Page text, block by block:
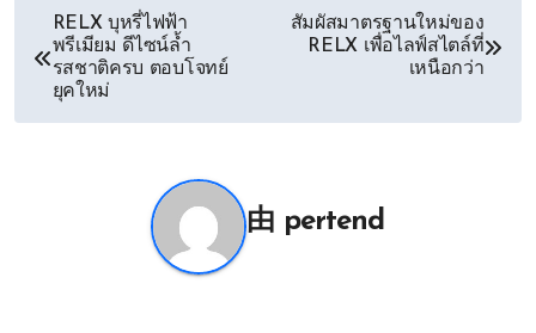
章
导
RELX บุหรี่ไฟฟ้า
พรีเมียม ดีไซน์ล้ำ
รสชาติครบ ตอบโจทย์
ยุคใหม่
สัมผัสมาตรฐานใหม่ของ
RELX เพื่อไลฟ์สไตล์ที่
เหนือกว่า
由 pertend